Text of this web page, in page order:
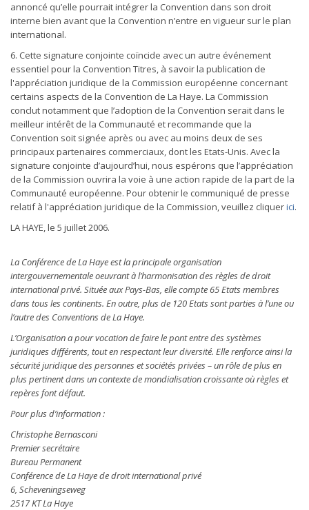
annoncé qu’elle pourrait intégrer la Convention dans son droit
interne bien avant que la Convention n’entre en vigueur sur le plan
international.
6. Cette signature conjointe coïncide avec un autre événement
essentiel pour la Convention Titres, à savoir la publication de
l'appréciation juridique de la Commission européenne concernant
certains aspects de la Convention de La Haye. La Commission
conclut notamment que l’adoption de la Convention serait dans le
meilleur intérêt de la Communauté et recommande que la
Convention soit signée après ou avec au moins deux de ses
principaux partenaires commerciaux, dont les Etats-Unis. Avec la
signature conjointe d’aujourd’hui, nous espérons que l’appréciation
de la Commission ouvrira la voie à une action rapide de la part de la
Communauté européenne. Pour obtenir le communiqué de presse
relatif à l'appréciation juridique de la Commission, veuillez cliquerici.
LA HAYE, le 5 juillet 2006.
La Conférence de La Haye est la principale organisation
intergouvernementale oeuvrant à l’harmonisation des règles de droit
international privé. Située aux Pays-Bas, elle compte 65 Etats membres
dans tous les continents. En outre, plus de 120 Etats sont parties à l’une ou
l’autre des Conventions de La Haye.
L’Organisation a pour vocation de faire le pont entre des systèmes
juridiques différents, tout en respectant leur diversité. Elle renforce ainsi la
sécurité juridique des personnes et sociétés privées – un rôle de plus en
plus pertinent dans un contexte de mondialisation croissante où règles et
repères font défaut.
Pour plus d’information :
Christophe Bernasconi
Premier secrétaire
Bureau Permanent
Conférence de La Haye de droit international privé
6, Scheveningseweg
2517 KT La Haye